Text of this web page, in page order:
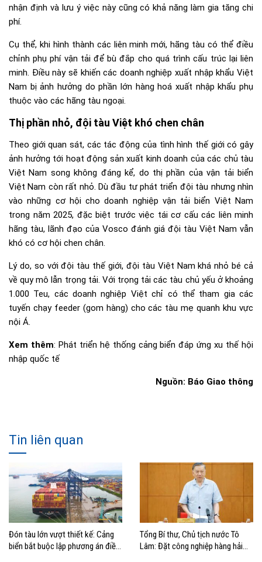
nhận định và lưu ý việc này cũng có khả năng làm gia tăng chi
phí.
Cụ thể, khi hình thành các liên minh mới, hãng tàu có thể điều
chỉnh phụ phí vận tải để bù đắp cho quá trình cấu trúc lại liên
minh. Điều này sẽ khiến các doanh nghiệp xuất nhập khẩu Việt
Nam bị ảnh hưởng do phần lớn hàng hoá xuất nhập khẩu phụ
thuộc vào các hãng tàu ngoại.
Thị phần nhỏ, đội tàu Việt khó chen chân
Theo giới quan sát, các tác động của tình hình thế giới có gây
ảnh hưởng tới hoạt động sản xuất kinh doanh của các chủ tàu
Việt Nam song không đáng kể, do thị phần của vận tải biển
Việt Nam còn rất nhỏ. Dù đầu tư phát triển đội tàu nhưng nhìn
vào những cơ hội cho doanh nghiệp vận tải biển Việt Nam
trong năm 2025, đặc biệt trước việc tái cơ cấu các liên minh
hãng tàu, lãnh đạo của Vosco đánh giá đội tàu Việt Nam vẫn
khó có cơ hội chen chân.
Lý do, so với đội tàu thế giới, đội tàu Việt Nam khá nhỏ bé cả
về quy mô lẫn trọng tải. Với trọng tải các tàu chủ yếu ở khoảng
1.000 Teu, các doanh nghiệp Việt chỉ có thể tham gia các
tuyến chạy feeder (gom hàng) cho các tàu mẹ quanh khu vực
nội Á.
Xem thêm: Phát triển hệ thống cảng biển đáp ứng xu thế hội
nhập quốc tế
Nguồn: Báo Giao thông
Tin liên quan
Đón tàu lớn vượt thiết kế: Cảng
biển bắt buộc lập phương án điều
Tổng Bí thư, Chủ tịch nước Tô
Lâm: Đặt công nghiệp hàng hải